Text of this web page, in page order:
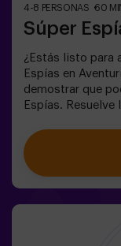
4-8 PERSONAS 60
Súper
¿Estás listo para
Espías en
demostrar que
Espías.
espía. 🕶️ Una
habitación llena
Ideal para niños